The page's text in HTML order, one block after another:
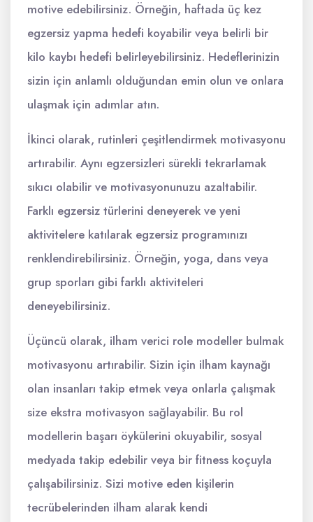
motive edebilirsiniz. Örneğin, haftada üç kez
egzersiz yapma hedefi koyabilir veya belirli bir
kilo kaybı hedefi belirleyebilirsiniz. Hedeflerinizin
sizin için anlamlı olduğundan emin olun ve onlara
ulaşmak için adımlar atın.
İkinci olarak, rutinleri çeşitlendirmek motivasyonu
artırabilir. Aynı egzersizleri sürekli tekrarlamak
sıkıcı olabilir ve motivasyonunuzu azaltabilir.
Farklı egzersiz türlerini deneyerek ve yeni
aktivitelere katılarak egzersiz programınızı
renklendirebilirsiniz. Örneğin, yoga, dans veya
grup sporları gibi farklı aktiviteleri
deneyebilirsiniz.
Üçüncü olarak, ilham verici role modeller bulmak
motivasyonu artırabilir. Sizin için ilham kaynağı
olan insanları takip etmek veya onlarla çalışmak
size ekstra motivasyon sağlayabilir. Bu rol
modellerin başarı öykülerini okuyabilir, sosyal
medyada takip edebilir veya bir fitness koçuyla
çalışabilirsiniz. Sizi motive eden kişilerin
tecrübelerinden ilham alarak kendi